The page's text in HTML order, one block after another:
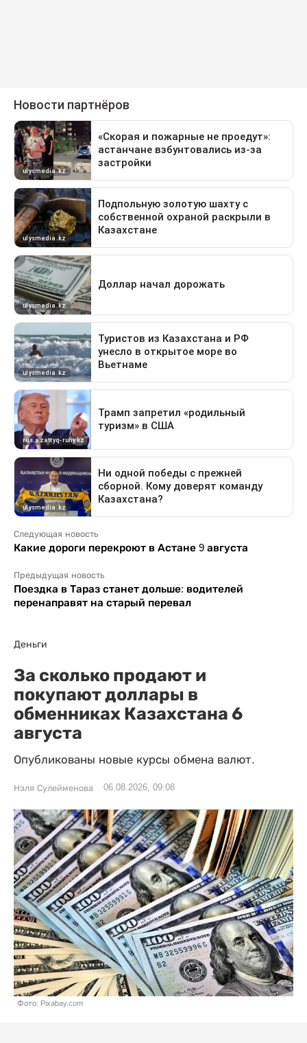
Следующая новость
Какие дороги перекроют в Астане 9 августа
Предыдущая новость
Поездка в Тараз станет дольше: водителей
перенаправят на старый перевал
Деньги
За сколько продают и
покупают доллары в
обменниках Казахстана 6
августа
Опубликованы новые курсы обмена валют.
Нэля Сулейменова 06.08.2026, 09:08
Фото: Pixabay.com